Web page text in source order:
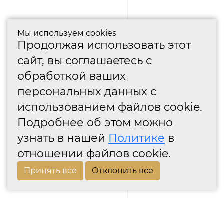
Мы используем cookies
Продолжая использовать этот
сайт, вы соглашаетесь с
обработкой ваших
персональных данных с
использованием файлов cookie.
Подробнее об этом можно
узнать в нашей Политике в
отношении файлов cookie.
Принять все Отклонить все